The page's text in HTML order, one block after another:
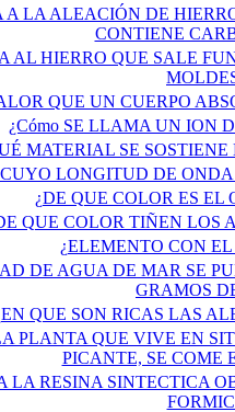
A LA ALEACIÓN DE
CONTIENE
AL HIERRO QUE SALE
QUE UN CUERPO
¿Cómo SE LLAMA UN ION
MATERIAL SE
LONGITUD DE
¿DE QUE COLOR ES EL
QUE COLOR TIÑEN LOS
¿ELEMENTO CON
DE AGUA DE MAR SE
GRAMOS
QUE SON RICAS LAS
PLANTA QUE VIVE EN
PICANTE, SE COME
LA RESINA SINTECTICA